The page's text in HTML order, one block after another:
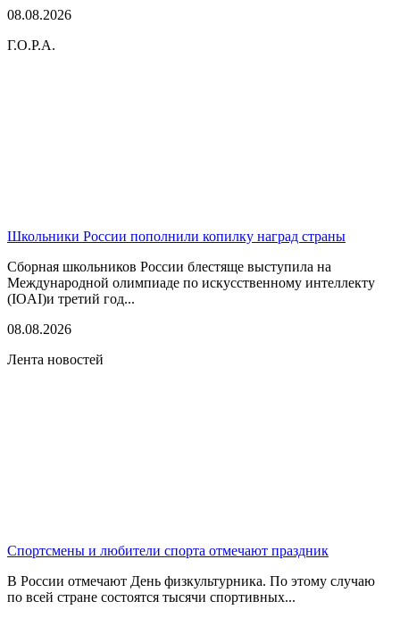
08.08.2026
Г.О.Р.А.
Школьники России пополнили копилку наград страны
Сборная школьников России блестяще выступила на
Международной олимпиаде по искусственному интеллекту
(IOAI)и третий год...
08.08.2026
Лента новостей
Спортсмены и любители спорта отмечают праздник
В России отмечают День физкультурника. По этому случаю
по всей стране состоятся тысячи спортивных...